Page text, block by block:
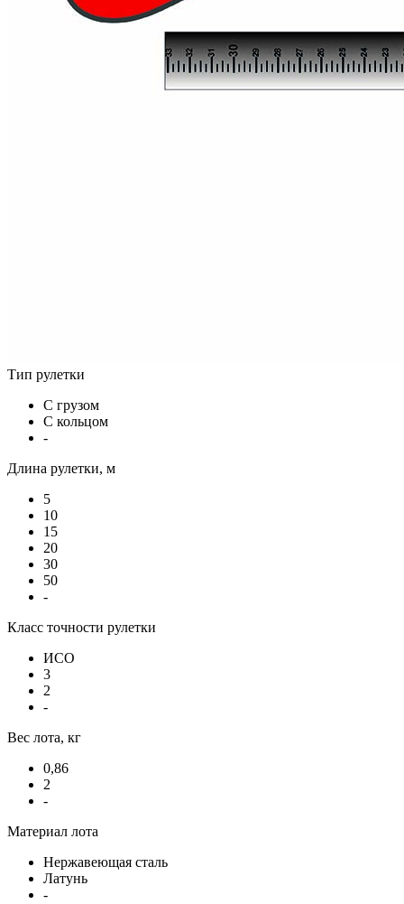
Тип рулетки
С грузом
С кольцом
-
Длина рулетки, м
5
10
15
20
30
50
-
Класс точности рулетки
ИСО
3
2
-
Вес лота, кг
0,86
2
-
Материал лота
Нержавеющая сталь
Латунь
-